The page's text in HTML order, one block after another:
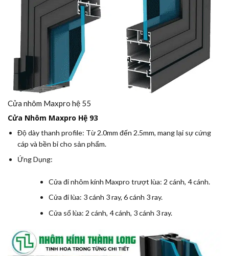
Cửa nhôm Maxpro hệ 55
Cửa Nhôm Maxpro Hệ 93
Độ dày thanh profile: Từ 2.0mm đến 2.5mm, mang lại sự cứng
cáp và bền bỉ cho sản phẩm.
Ứng Dụng:
Cửa đi nhôm kính Maxpro trượt lùa: 2 cánh, 4 cánh.
Cửa đi lùa: 3 cánh 3 ray, 6 cánh 3 ray.
Cửa sổ lùa: 2 cánh, 4 cánh, 3 cánh 3 ray.